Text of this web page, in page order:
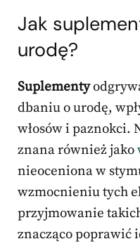
Jak
urodę?
Suplementy
dbaniu o urodę,
włosów i paznokci.
znana również jako
nieoceniona w
wzmocnieniu tych
przyjmowanie
znacząco poprawić